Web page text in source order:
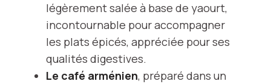
légèrement salée à base de yaourt,
incontournable pour accompagner
les plats épicés, appréciée pour ses
qualités digestives.
Le café arménien, préparé dans un